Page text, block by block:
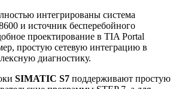
интегрированы система
и источник бесперебойного
проектирование в TIA Portal
простую сетевую интеграцию в
диагностику.
SIMATIC S7 поддерживают простую